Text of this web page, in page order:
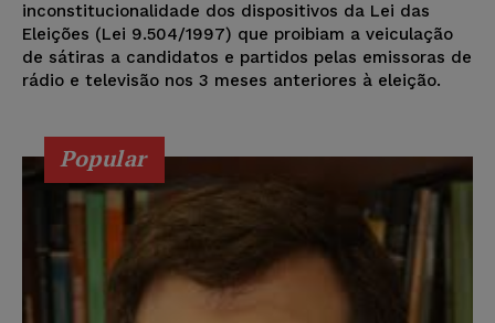
inconstitucionalidade dos dispositivos da Lei das
Eleições (Lei 9.504/1997) que proibiam a veiculação
de sátiras a candidatos e partidos pelas emissoras de
rádio e televisão nos 3 meses anteriores à eleição.
Popular